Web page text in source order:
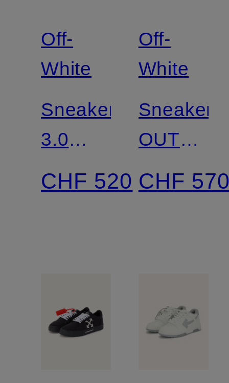
Off-
White
Sneaker
3.0
OFF
COURT
CHF 520
Off-
White
Sneaker
OUT
OFF
OFFICE
CHF